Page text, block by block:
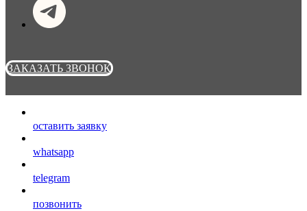
ЗАКАЗАТЬ ЗВОНОК
оставить заявку
whatsapp
telegram
позвонить